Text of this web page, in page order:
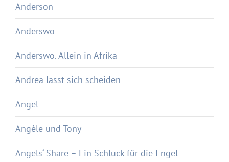
Anderson
Anderswo
Anderswo. Allein in Afrika
Andrea lässt sich scheiden
Angel
Angèle und Tony
Angels‘ Share – Ein Schluck für die Engel